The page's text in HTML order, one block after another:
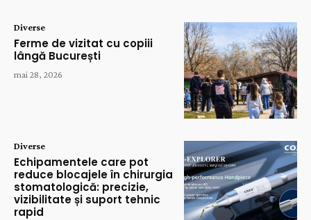
Diverse
Ferme de vizitat cu copiii
lângă București
mai 28, 2026
Diverse
Echipamentele care pot
reduce blocajele în chirurgia
stomatologică: precizie,
vizibilitate și suport tehnic
rapid